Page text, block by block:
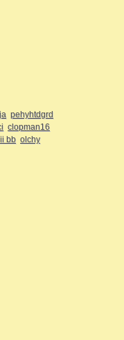
pehyhtdgrd
clopman16
bb olchy